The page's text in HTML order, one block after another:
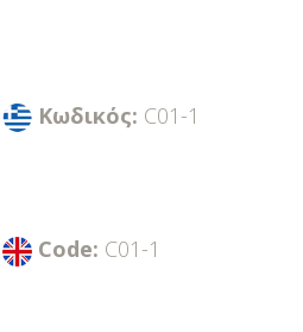
Κωδικός: C01-1
Code: C01-1